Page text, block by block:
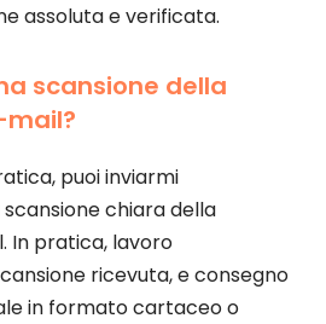
assoluta e verificata.
scansione della
puoi inviarmi
chiara della
In pratica, lavoro
ricevuta, e consegno
in formato cartaceo o